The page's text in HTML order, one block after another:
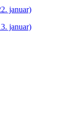
januar)
januar)